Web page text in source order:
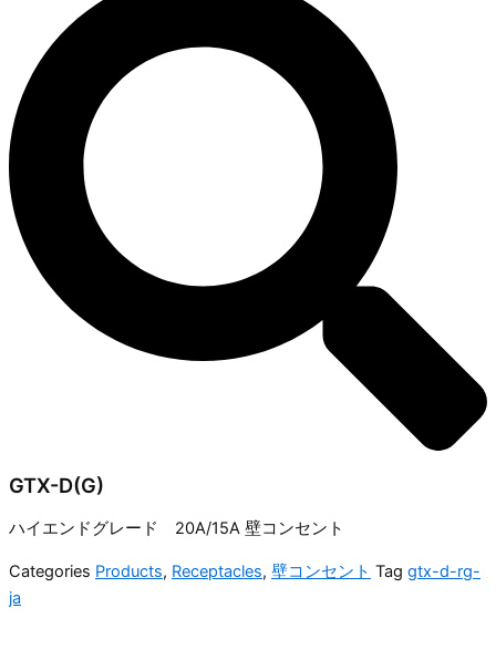
GTX-D(G)
ハイエンドグレード 20A/15A 壁コンセント
Categories Products, Receptacles, 壁コンセント Tag gtx-d-rg-
ja